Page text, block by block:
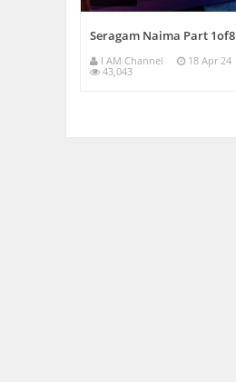
Seragam Naima Part 1of8
I AM Channel
18 Apr 24
43,043